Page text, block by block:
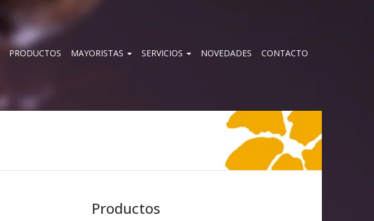
PRODUCTOS MAYORISTAS SERVICIOS NOVEDADES CONTACTO
Productos